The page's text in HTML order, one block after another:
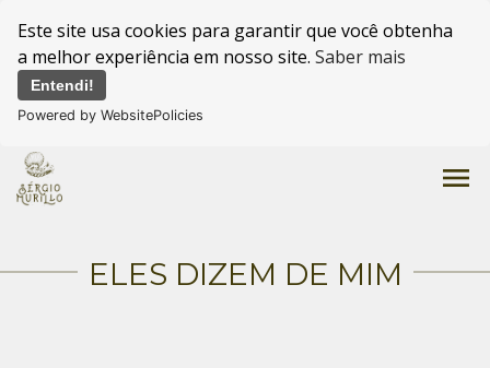
Este site usa cookies para garantir que você obtenha
a melhor experiência em nosso site. Saber mais
Entendi!
Powered by WebsitePolicies
menu
ELES DIZEM DE MIM